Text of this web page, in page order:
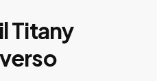
Titany